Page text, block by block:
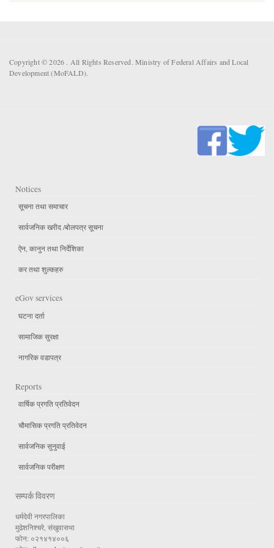
Copyright © 2026 . All Rights Reserved. Ministry of Federal Affairs and Local
Development (MoFALD).
Notices
सूचना तथा समाचार
सार्वजनिक खरीद /बोलपत्र सूचना
ऐन, कानुन तथा निर्देशिका
कर तथा शुल्कहरु
eGov services
घटना दर्ता
सामाजिक सुरक्षा
नागरिक वडापत्र
Reports
वार्षिक प्रगति प्रतिवेदन
चौमासिक प्रगति प्रतिवेदन
सार्वजनिक सुनुवाई
सार्वजनिक परीक्षण
सम्पर्क विवरण
धर्मदेवी नगरपालिका
मुढेशनिश्चरे, संखुवासभा
फोन: ०२१४१४००६